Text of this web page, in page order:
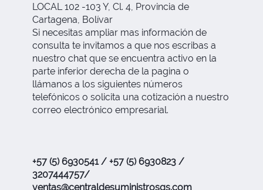
LOCAL 102 -103 Y, Cl. 4, Provincia de
Cartagena, Bolívar
Si necesitas ampliar mas información de
consulta te invitamos a que nos escribas a
nuestro chat que se encuentra activo en la
parte inferior derecha de la pagina o
llámanos a los siguientes números
telefónicos o solicita una cotización a nuestro
correo electrónico empresarial.
+57 (5) 6930541 / +57 (5) 6930823 /
3207444757/
ventas@centraldesuministrosgs.com